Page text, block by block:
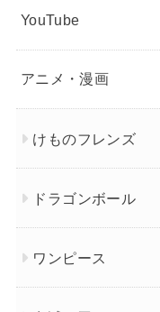
YouTube
アニメ・漫画
けものフレンズ
ドラゴンボール
ワンピース